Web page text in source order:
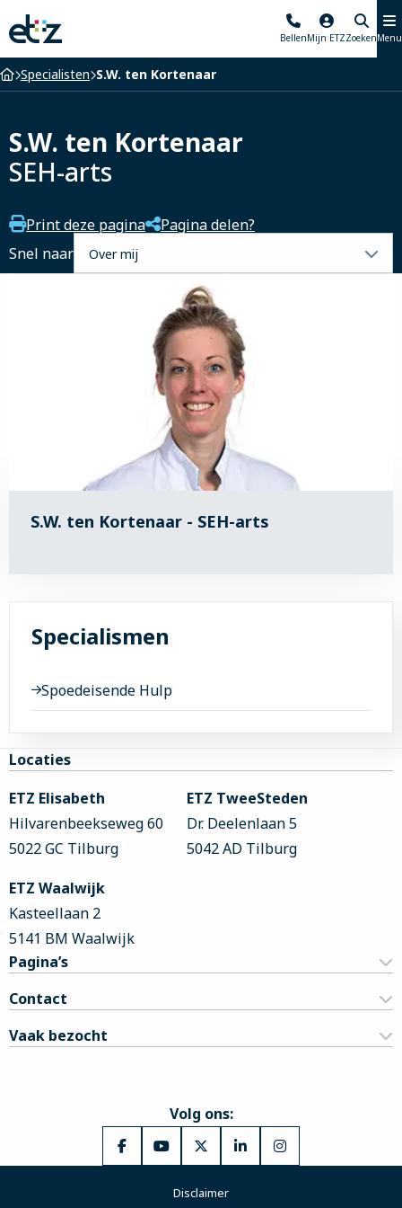
Elisabeth-
TweeSteden
Ziekenhuis
BellenMijn ETZZoekenMenu
Home
Specialisten S.W. ten Kortenaar
S.W. ten Kortenaar
SEH-arts
Print deze pagina
Pagina delen?
Snel naar
S.W. ten Kortenaar - SEH-arts
Specialismen
Spoedeisende Hulp
Site
Locaties
ETZ Elisabeth
Hilvarenbeekseweg 60
5022 GC Tilburg
ETZ TweeSteden
Dr. Deelenlaan 5
5042 AD Tilburg
ETZ Waalwijk
Kasteellaan 2
5141 BM Waalwijk
Pagina’s
Contact
Vaak bezocht
Volg ons:
Ga
Facebook
Ga
YouTube
Ga
X
Ga
Ga
Disclaimer